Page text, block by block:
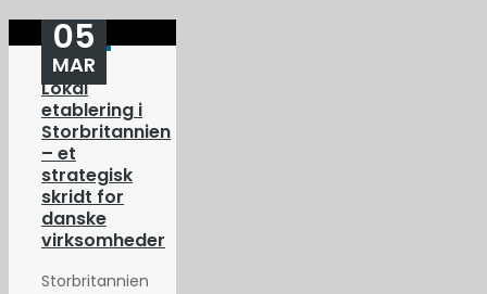
Lokal
etablering i
Storbritannien
– et
strategisk
skridt for
danske
virksomheder
05
MAR
Storbritannien